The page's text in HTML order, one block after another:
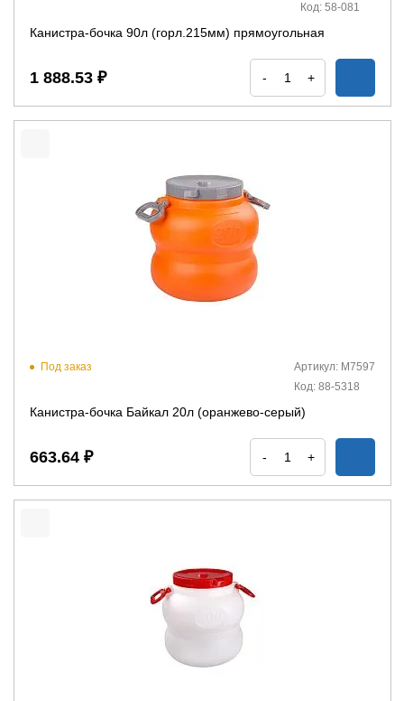
Код: 58-081
Канистра-бочка 90л (горл.215мм) прямоугольная
1 888.53 ₽ - +
Под заказ
Артикул: М7597
Код: 88-5318
Канистра-бочка Байкал 20л (оранжево-серый)
663.64 ₽ - +